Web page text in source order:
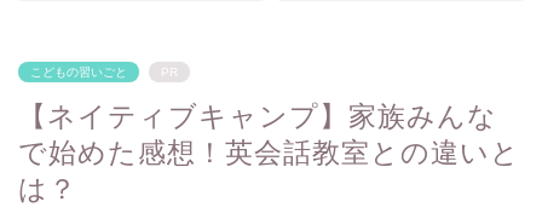
こどもの習いごと PR
【ネイティブキャンプ】家族みんな
で始めた感想！英会話教室との違いと
は？